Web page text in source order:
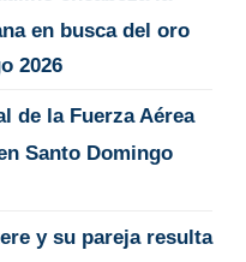
en busca del oro
2026
de la Fuerza Aérea
Santo Domingo
y su pareja resulta